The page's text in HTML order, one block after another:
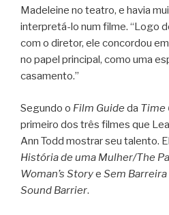
Madeleine no teatro, e havia
interpretá-lo num filme. “Logo
com o diretor, ele concordou
no papel principal, como uma
casamento.”
Segundo o Film Guide da Time
primeiro dos três filmes que
Ann Todd mostrar seu talento.
História de uma Mulher/The
Woman’s Storye Sem
Sound Barrier.